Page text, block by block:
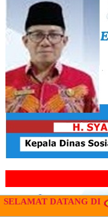
SELAMAT DATANG DI